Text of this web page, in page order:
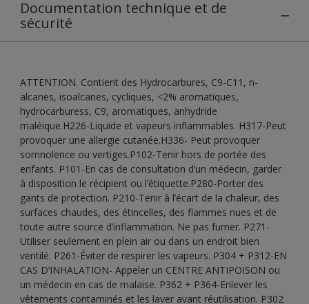
Documentation technique et de
sécurité
ATTENTION. Contient des Hydrocarbures, C9-C11, n-
alcanes, isoalcanes, cycliques, <2% aromatiques,
hydrocarburess, C9, aromatiques, anhydride
maléique.H226-Liquide et vapeurs inflammables. H317-Peut
provoquer une allergie cutanée.H336- Peut provoquer
somnolence ou vertiges.P102-Tenir hors de portée des
enfants. P101-En cas de consultation d’un médecin, garder
à disposition le récipient ou l’étiquette.P280-Porter des
gants de protection. P210-Tenir à l’écart de la chaleur, des
surfaces chaudes, des étincelles, des flammes nues et de
toute autre source d’inflammation. Ne pas fumer. P271-
Utiliser seulement en plein air ou dans un endroit bien
ventilé. P261-Éviter de respirer les vapeurs. P304 + P312-EN
CAS D’INHALATION- Appeler un CENTRE ANTIPOISON ou
un médecin en cas de malaise. P362 + P364-Enlever les
vêtements contaminés et les laver avant réutilisation. P302